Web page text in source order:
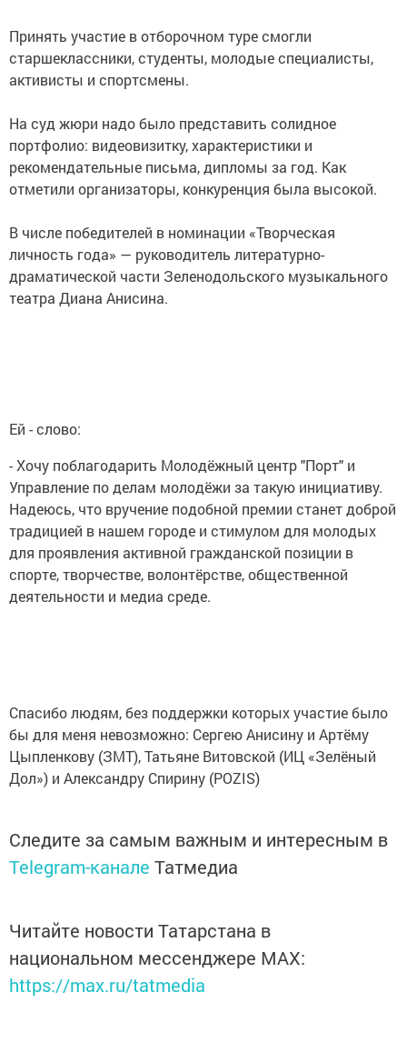
Принять участие в отборочном туре смогли
старшеклассники, студенты, молодые специалисты,
активисты и спортсмены.
На суд жюри надо было представить солидное
портфолио: видеовизитку, характеристики и
рекомендательные письма, дипломы за год. Как
отметили организаторы, конкуренция была высокой.
В числе победителей в номинации «Творческая
личность года» — руководитель литературно-
драматической части Зеленодольского музыкального
театра Диана Анисина.
Ей - слово:
- Хочу поблагодарить Молодёжный центр "Порт" и
Управление по делам молодёжи за такую инициативу.
Надеюсь, что вручение подобной премии станет доброй
традицией в нашем городе и стимулом для молодых
для проявления активной гражданской позиции в
спорте, творчестве, волонтёрстве, общественной
деятельности и медиа среде.
Спасибо людям, без поддержки которых участие было
бы для меня невозможно: Сергею Анисину и Артёму
Цыпленкову (ЗМТ), Татьяне Витовской (ИЦ «Зелёный
Дол») и Александру Спирину (POZIS)
Следите за самым важным и интересным в
Telegram-канале Татмедиа
Читайте новости Татарстана в
национальном мессенджере MАХ:
https://max.ru/tatmedia